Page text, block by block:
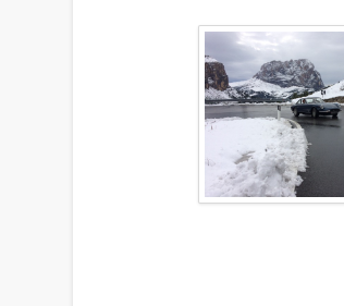
collection